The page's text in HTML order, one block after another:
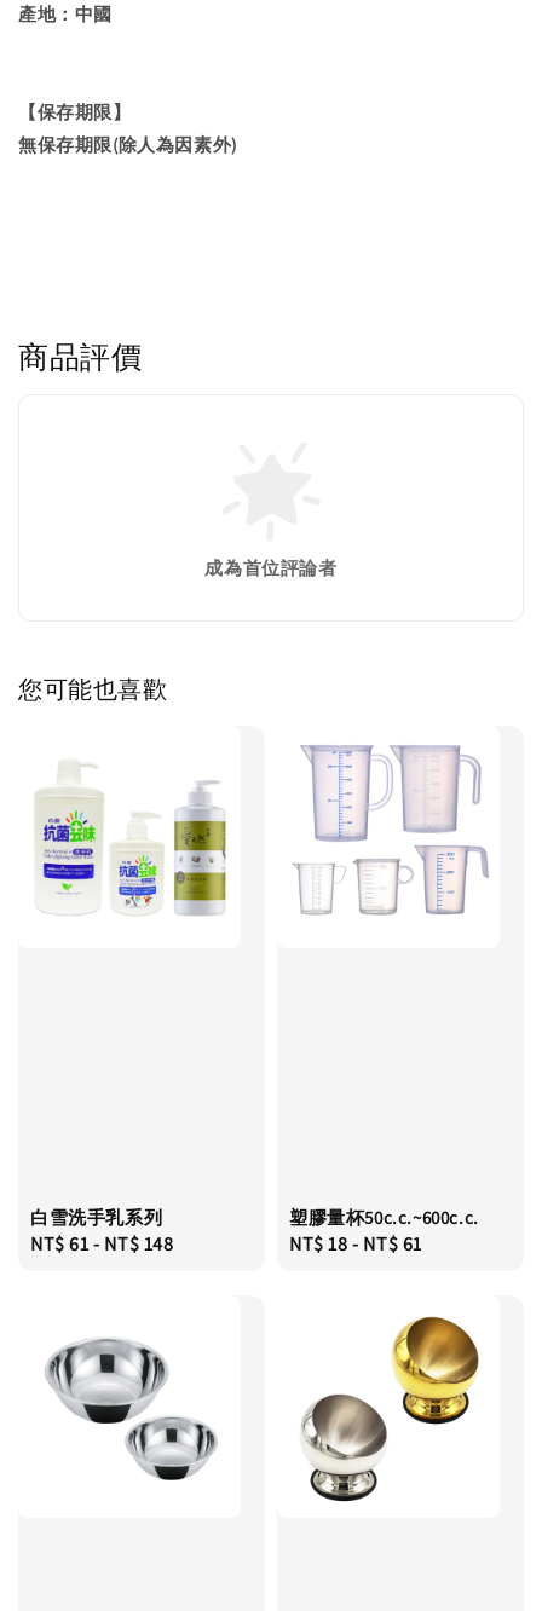
產地：中國
【保存期限】
無保存期限(除人為因素外)
商品評價
成為首位評論者
您可能也喜歡
白雪洗手乳系列
Regular
NT$ 61- NT$ 148
塑膠量杯50c.c.~600c.c.
Regular
NT$ 18- NT$ 61